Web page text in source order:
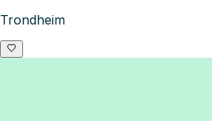
Trondheim